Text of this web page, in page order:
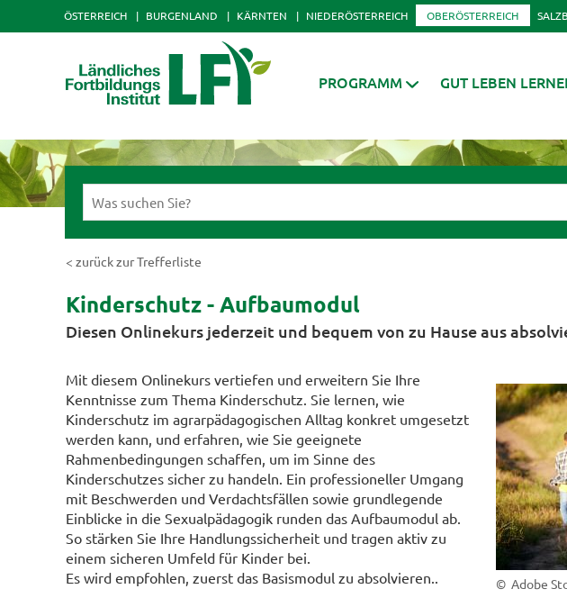
ÖSTERREICH BURGENLAND KÄRNTEN NIEDERÖSTERREICH OBERÖSTERREICH
PROGRAMM GUT LEBEN
< zurück zur Trefferliste
Kinderschutz - Aufbaumodul
Diesen Onlinekurs jederzeit und bequem von zu Hause aus
© Adobe
Mit diesem Onlinekurs vertiefen und erweitern Sie Ihre
Kenntnisse zum Thema Kinderschutz. Sie lernen, wie
Kinderschutz im agrarpädagogischen Alltag konkret umgesetzt
werden kann, und erfahren, wie Sie geeignete
Rahmenbedingungen schaffen, um im Sinne des
Kinderschutzes sicher zu handeln. Ein professioneller Umgang
mit Beschwerden und Verdachtsfällen sowie grundlegende
Einblicke in die Sexualpädagogik runden das Aufbaumodul ab.
So stärken Sie Ihre Handlungssicherheit und tragen aktiv zu
einem sicheren Umfeld für Kinder bei.
Es wird empfohlen, zuerst das Basismodul zu absolvieren..